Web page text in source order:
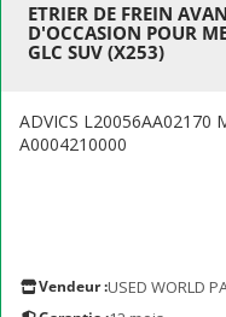
ETRIER DE FREIN
D'OCCASION POUR
GLC SUV (X253)
ADVICS L20056AA02170
A0004210000
Vendeur :USED WORLD